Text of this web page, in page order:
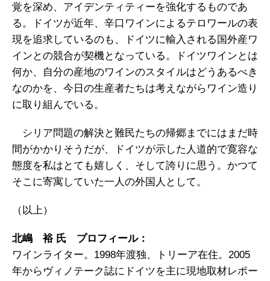
覚を深め、アイデンティティーを強化するものであ
る。ドイツが近年、辛口ワインによるテロワールの表
現を追求しているのも、ドイツに輸入される国外産ワ
インとの競合が契機となっている。ドイツワインとは
何か、自分の産地のワインのスタイルはどうあるべき
なのかを、今日の生産者たちは考えながらワイン造り
に取り組んでいる。
シリア問題の解決と難民たちの帰郷までにはまだ時
間がかかりそうだが、ドイツが示した人道的で寛容な
態度を私はとても嬉しく、そして誇りに思う。かつて
そこに寄寓していた一人の外国人として。
（以上）
北嶋 裕 氏 プロフィール：
ワインライター。1998年渡独、トリーア在住。2005
年からヴィノテーク誌にドイツを主に現地取材レポー